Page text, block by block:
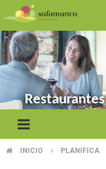
Pasar
al
contenido
principal
Restaurantes
SOBRESCRIBIR
INICIO PLANIFICA